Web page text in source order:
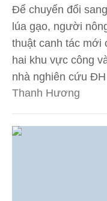
Để chuyển đổi
lúa gạo, người
thuật canh tác mới
hai khu vực công
nhà nghiên cứu
Thanh Hương